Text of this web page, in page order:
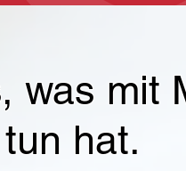
was mit
hat.